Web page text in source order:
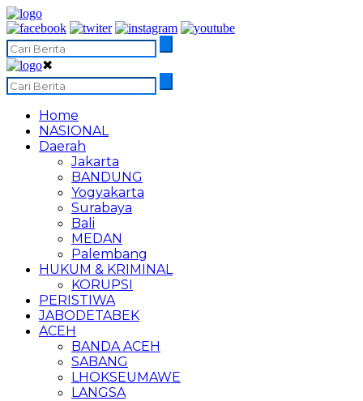
✖
Home
NASIONAL
Daerah
Jakarta
BANDUNG
Yogyakarta
Surabaya
Bali
MEDAN
Palembang
HUKUM & KRIMINAL
KORUPSI
PERISTIWA
JABODETABEK
ACEH
BANDA ACEH
SABANG
LHOKSEUMAWE
LANGSA